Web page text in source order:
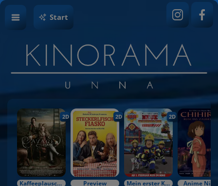
Start
2D
Kaffeeplausch & Kinozauber
2D
Preview
2D
Mein erster Kinobesuch Anime